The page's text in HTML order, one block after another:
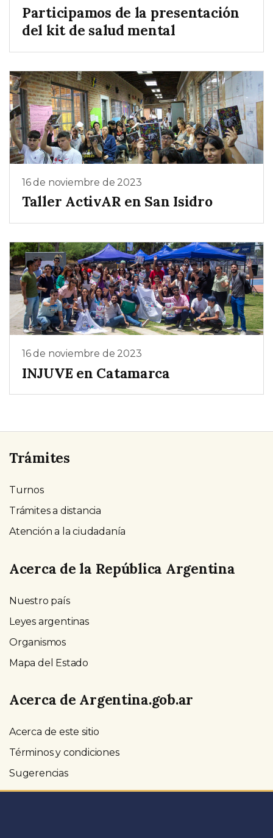
Participamos de la presentación
del kit de salud mental
16 de noviembre de 2023
Taller ActivAR en San Isidro
16 de noviembre de 2023
INJUVE en Catamarca
Trámites
Turnos
Trámites a distancia
Atención a la ciudadanía
Acerca de la República Argentina
Nuestro país
Leyes argentinas
Organismos
Mapa del Estado
Acerca de Argentina.gob.ar
Acerca de este sitio
Términos y condiciones
Sugerencias